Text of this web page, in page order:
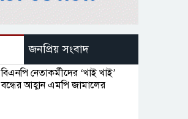
জনপ্রিয় সংবাদ
বিএনপি নেতাকর্মীদের ‘খাই খাই’
বন্ধের আহ্বান এমপি জামালের